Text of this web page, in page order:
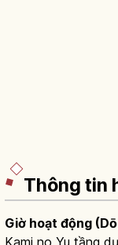
Thông tin
Giờ hoạt động